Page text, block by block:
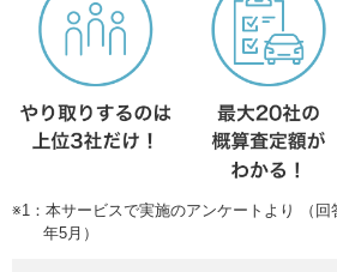
※1：本サービスで実施のアンケートより （回
年5月）